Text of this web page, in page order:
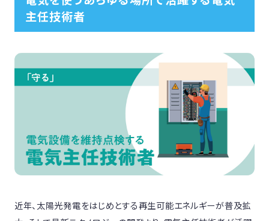
主任技術者
近年、太陽光発電をはじめとする再生可能エネルギーが普及拡